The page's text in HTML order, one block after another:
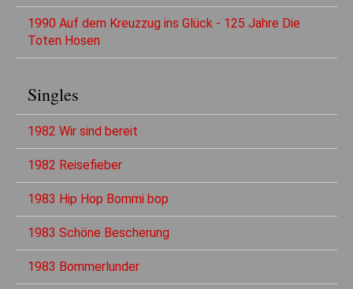
1990 Auf dem Kreuzzug ins Glück - 125 Jahre Die
Toten Hosen
Singles
1982 Wir sind bereit
1982 Reisefieber
1983 Hip Hop Bommi bop
1983 Schöne Bescherung
1983 Bommerlunder